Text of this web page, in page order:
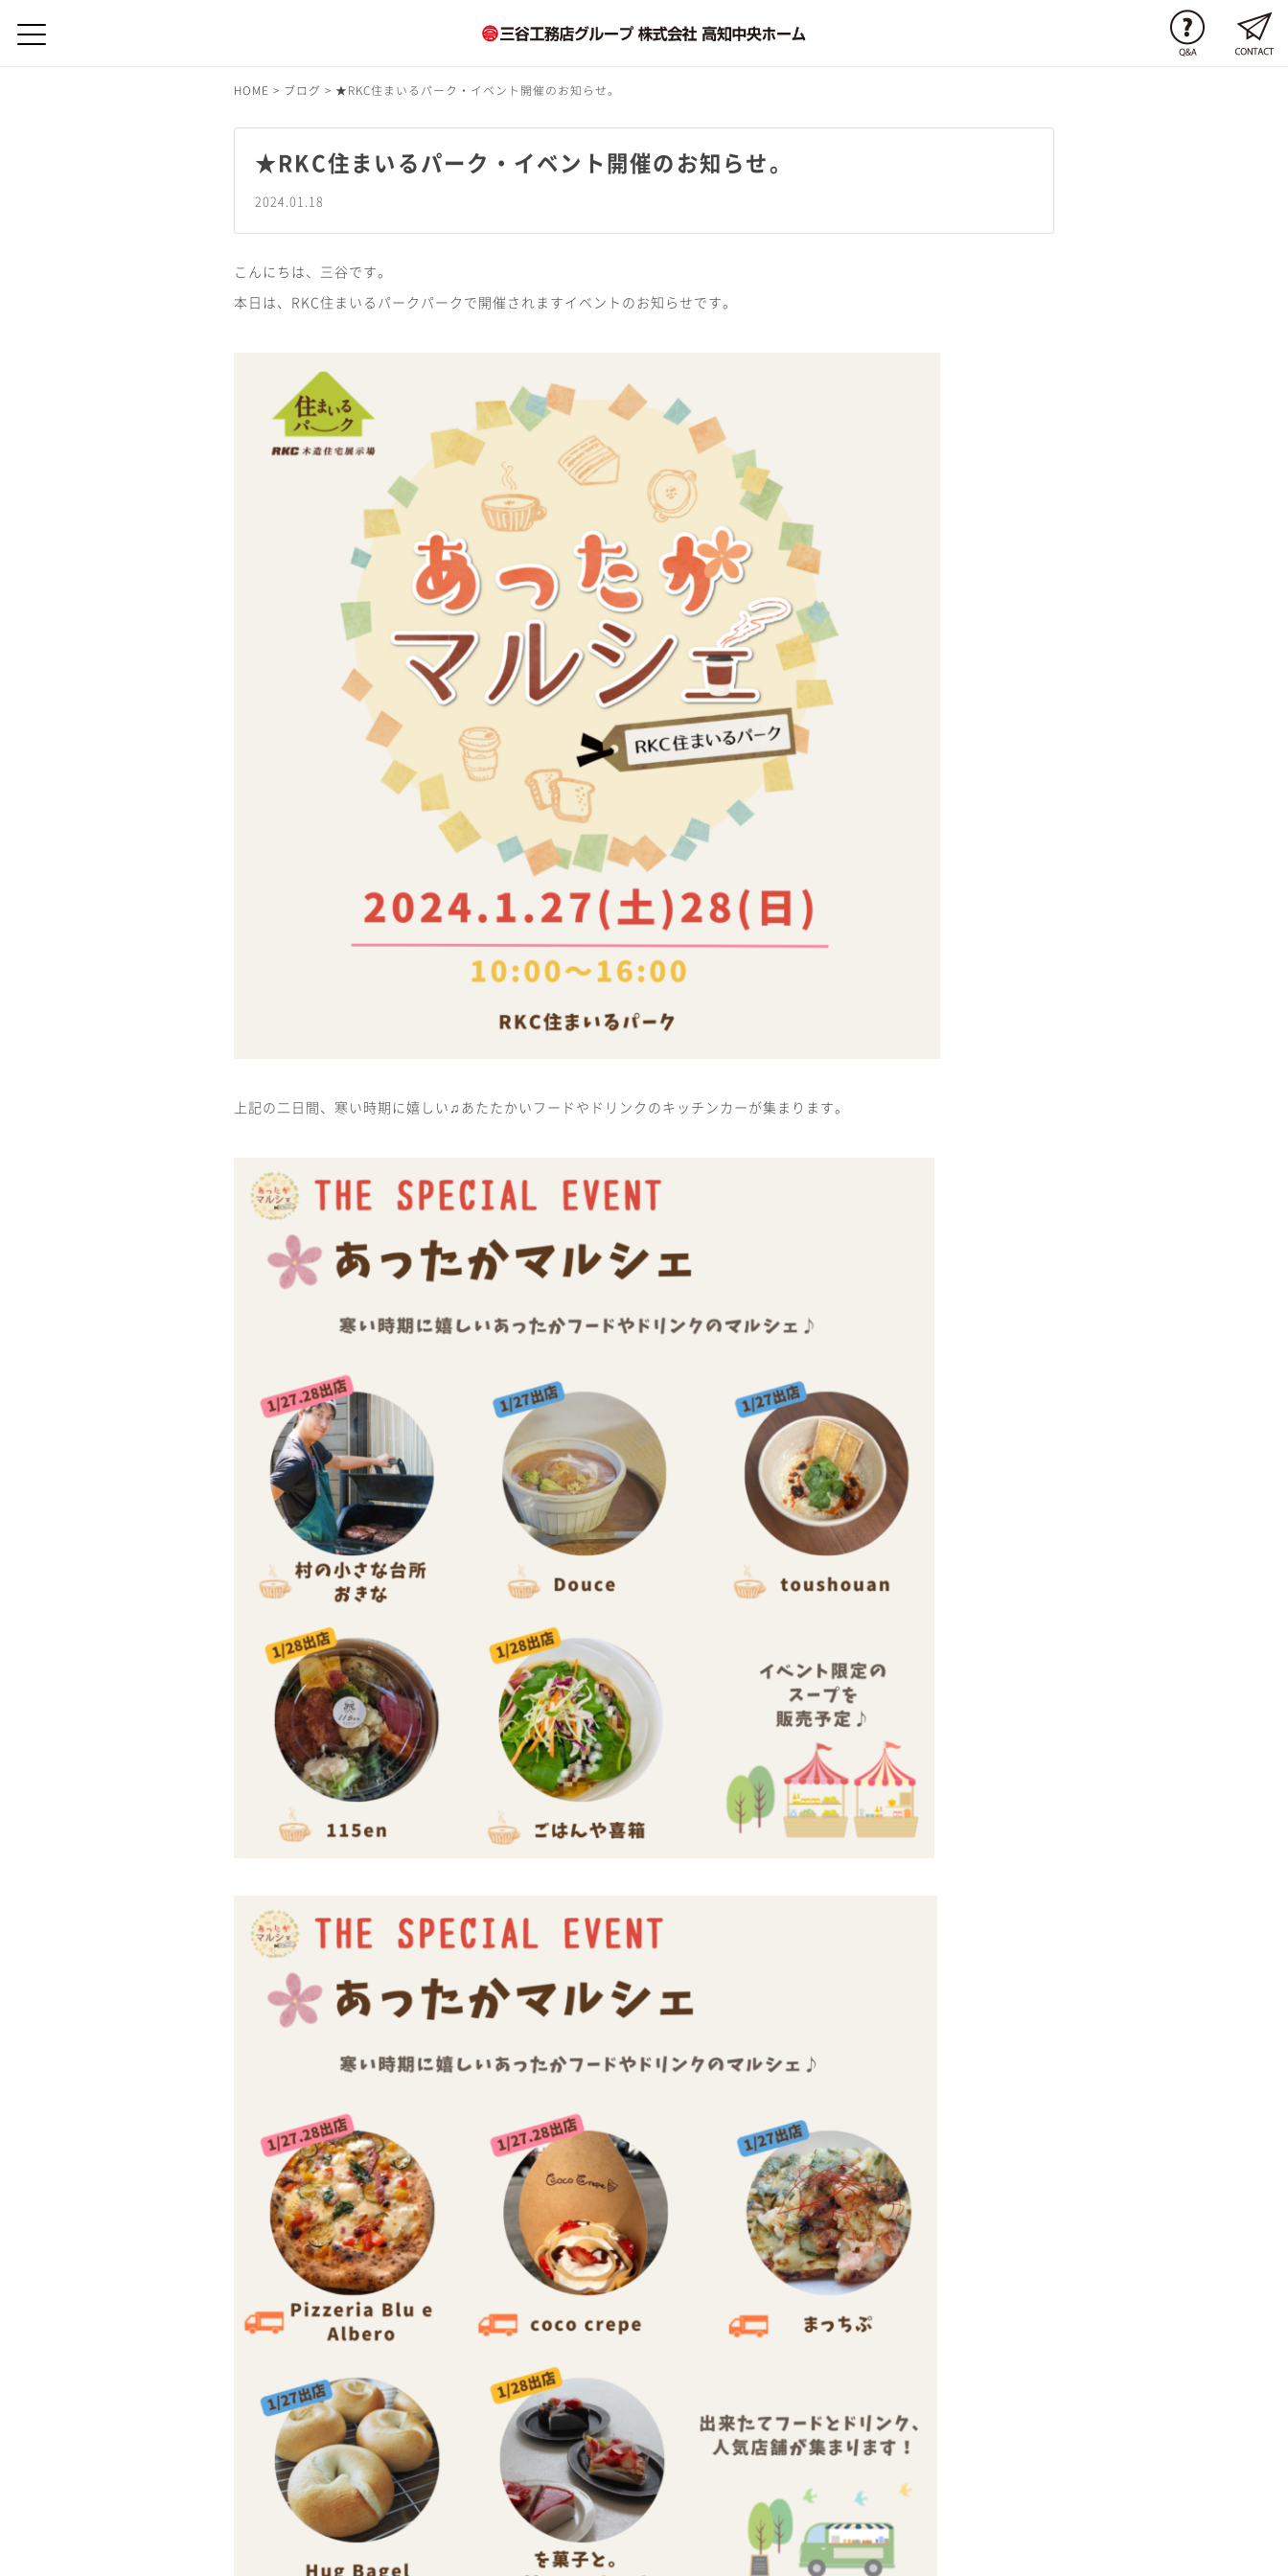
HOME > ブログ > ★RKC住まいるパーク・イベント開催のお知らせ。
★RKC住まいるパーク・イベント開催のお知らせ。
2024.01.18
こんにちは、三谷です。
本日は、RKC住まいるパークパークで開催されますイベントのお知らせです。
上記の二日間、寒い時期に嬉しい♫あたたかいフードやドリンクのキッチンカーが集まります。